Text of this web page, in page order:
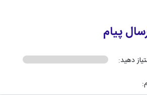
پیام
دهید: